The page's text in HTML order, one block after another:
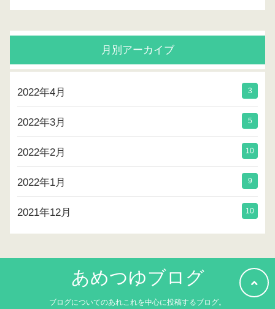
月別アーカイブ
2022年4月 3
2022年3月 5
2022年2月 10
2022年1月 9
2021年12月 10
あめつゆブログ
ブログについてのあれこれを中心に投稿するブログ。